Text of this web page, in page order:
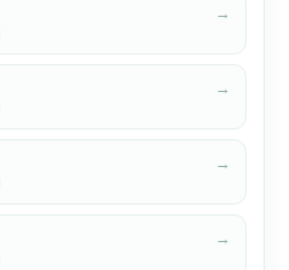
→
→
→
→